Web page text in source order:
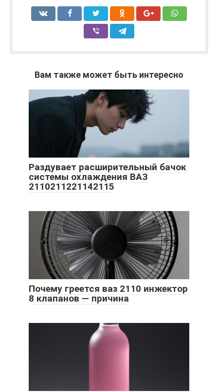
Вам также может быть интересно
Раздувает расширительный бачок
системы охлаждения ВАЗ
2110211221142115
Почему греется ваз 2110 инжектор
8 клапанов — причина